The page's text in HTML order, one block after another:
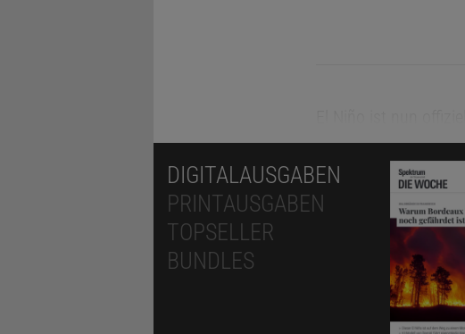
Monaten die Folgen
2026
Administrationhat
Zudem gehen die
ein starkes El-Niño-
den Winter hinein
DIGITALAUSGABEN
PRINTAUSGABEN
TOPSELLER
BUNDLES